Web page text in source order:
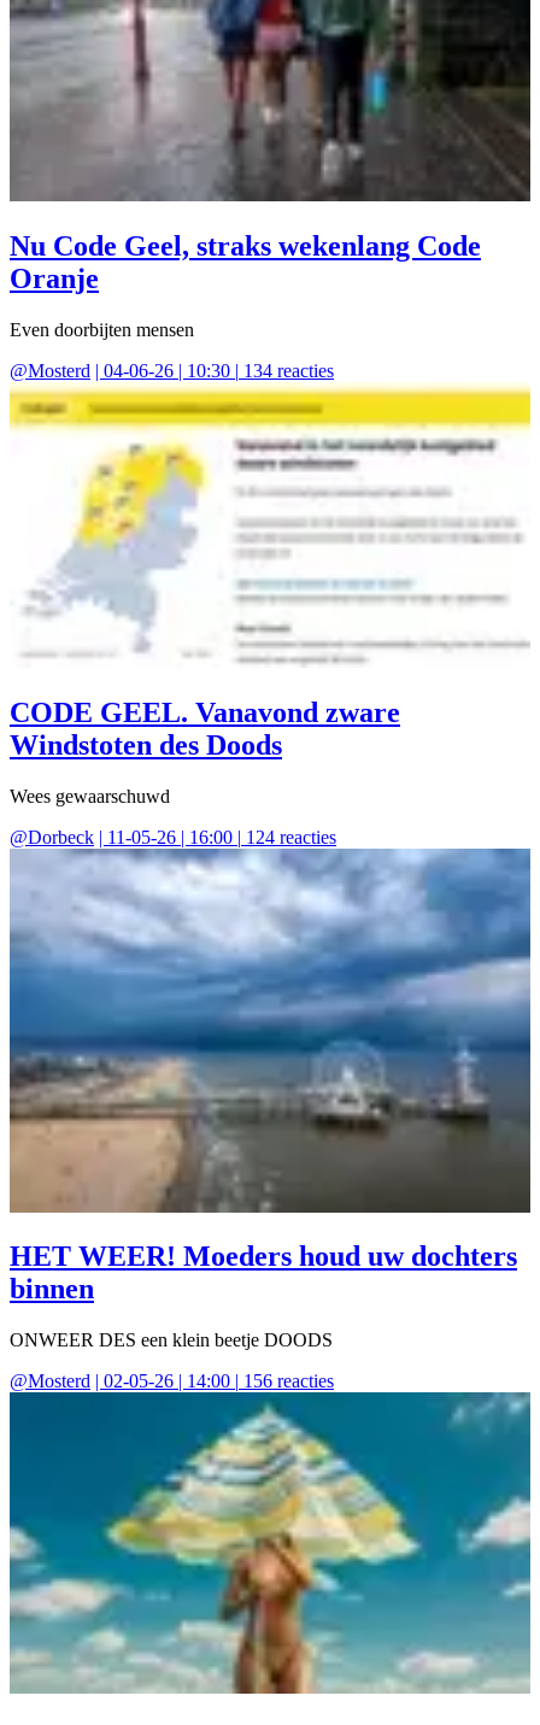
Nu Code Geel, straks wekenlang Code
Oranje
Even doorbijten mensen
@Mosterd | 04-06-26 | 10:30 | 134 reacties
CODE GEEL. Vanavond zware
Windstoten des Doods
Wees gewaarschuwd
@Dorbeck | 11-05-26 | 16:00 | 124 reacties
HET WEER! Moeders houd uw dochters
binnen
ONWEER DES een klein beetje DOODS
@Mosterd | 02-05-26 | 14:00 | 156 reacties